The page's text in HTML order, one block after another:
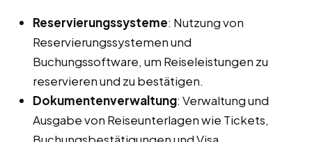
Reservierungssysteme: Nutzung von
Reservierungssystemen und
Buchungssoftware, um Reiseleistungen zu
reservieren und zu bestätigen.
Dokumentenverwaltung: Verwaltung und
Ausgabe von Reiseunterlagen wie Tickets,